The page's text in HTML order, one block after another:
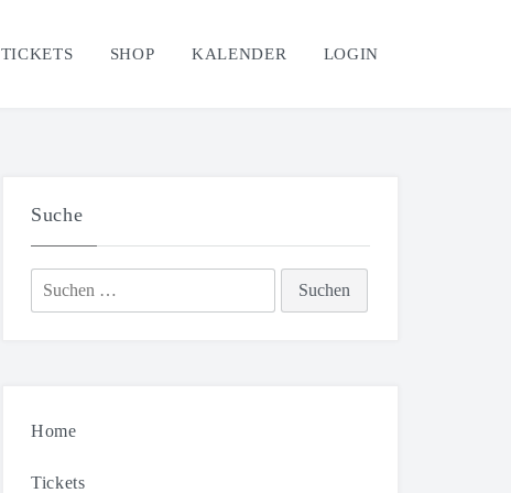
TICKETS SHOP KALENDER LOGIN
Suche
Suchen
nach:
Home
Tickets